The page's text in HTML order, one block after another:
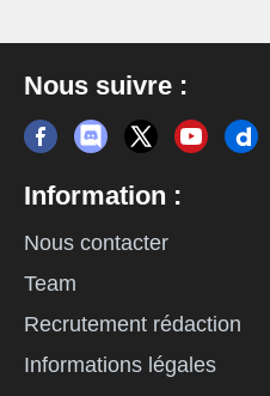
Nous suivre :
Information :
Nous contacter
Team
Recrutement rédaction
Informations légales